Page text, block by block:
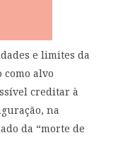
e limites da
alvo
creditar à
na
da “morte de